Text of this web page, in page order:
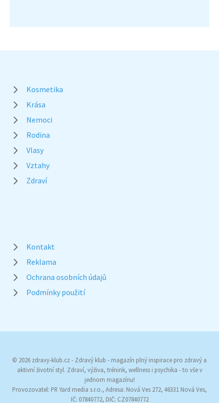
Kosmetika
Krása
Nemoci
Rodina
Vlasy
Vztahy
Zdraví
Kontakt
Reklama
Ochrana osobních údajů
Podmínky použití
© 2026 zdravy-klub.cz - Zdravý klub - magazín plný inspirace pro zdravý a
aktivní životní styl. Zdraví, výživa, trénink, wellness i psychika - to vše v
jednom magazínu!
Provozovatel: PR Yard media s.r.o., Adresa: Nová Ves 272, 46331 Nová Ves,
IČ: 07840772, DIČ: CZ07840772